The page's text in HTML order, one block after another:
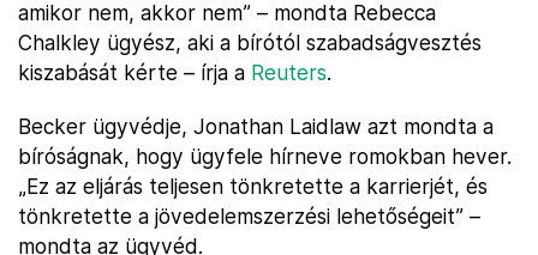
amikor nem, akkor nem” – mondta Rebecca
Chalkley ügyész, aki a bírótól szabadságvesztés
kiszabását kérte – írja a Reuters.
Becker ügyvédje, Jonathan Laidlaw azt mondta a
bíróságnak, hogy ügyfele hírneve romokban hever.
„Ez az eljárás teljesen tönkretette a karrierjét, és
tönkretette a jövedelemszerzési lehetőségeit” –
mondta az ügyvéd.